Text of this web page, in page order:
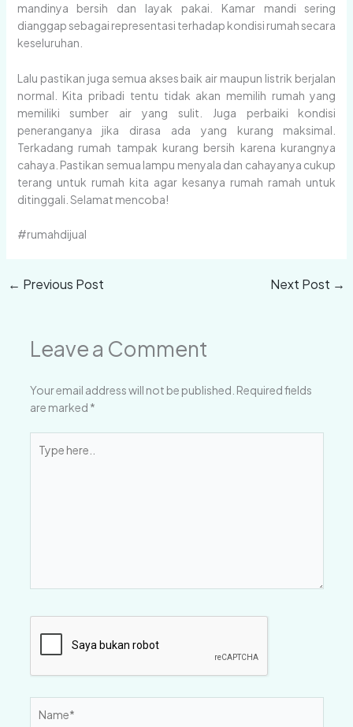
mandinya bersih dan layak pakai. Kamar mandi sering
dianggap sebagai representasi terhadap kondisi rumah secara
keseluruhan.
Lalu pastikan juga semua akses baik air maupun listrik berjalan
normal. Kita pribadi tentu tidak akan memilih rumah yang
memiliki sumber air yang sulit. Juga perbaiki kondisi
peneranganya jika dirasa ada yang kurang maksimal.
Terkadang rumah tampak kurang bersih karena kurangnya
cahaya. Pastikan semua lampu menyala dan cahayanya cukup
terang untuk rumah kita agar kesanya rumah ramah untuk
ditinggali. Selamat mencoba!
#rumahdijual
← Previous Post Next Post →
Leave a Comment
Your email address will not be published. Required fields
are marked *
here..